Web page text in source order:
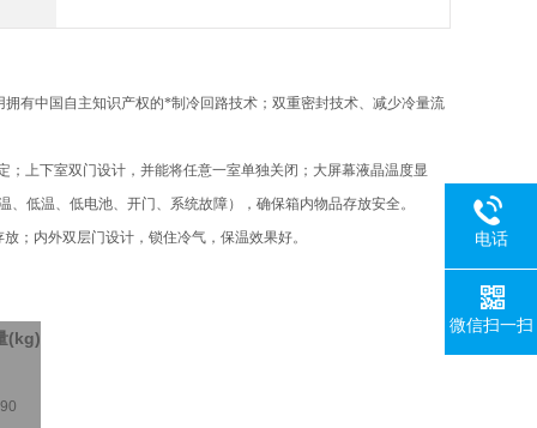
拥有中国自主知识产权的*制冷回路技术；双重密封技术、减少冷量流
；上下室双门设计，并能将任意一室单独关闭；大屏幕液晶温度显
低温、低电池、开门、系统故障），确保箱内物品存放安全。
；内外双层门设计，锁住冷气，保温效果好。
(kg)
90
电话
微信扫一扫